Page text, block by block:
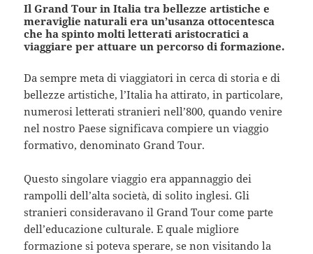
Il Grand Tour in Italia tra bellezze artistiche e
meraviglie naturali era un’usanza ottocentesca
che ha spinto molti letterati aristocratici a
viaggiare per attuare un percorso di formazione.
Da sempre meta di viaggiatori in cerca di storia e di
bellezze artistiche, l’Italia ha attirato, in particolare,
numerosi letterati stranieri nell’800, quando venire
nel nostro Paese significava compiere un viaggio
formativo, denominato Grand Tour.
Questo singolare viaggio era appannaggio dei
rampolli dell’alta società, di solito inglesi. Gli
stranieri consideravano il Grand Tour come parte
dell’educazione culturale. E quale migliore
formazione si poteva sperare, se non visitando la